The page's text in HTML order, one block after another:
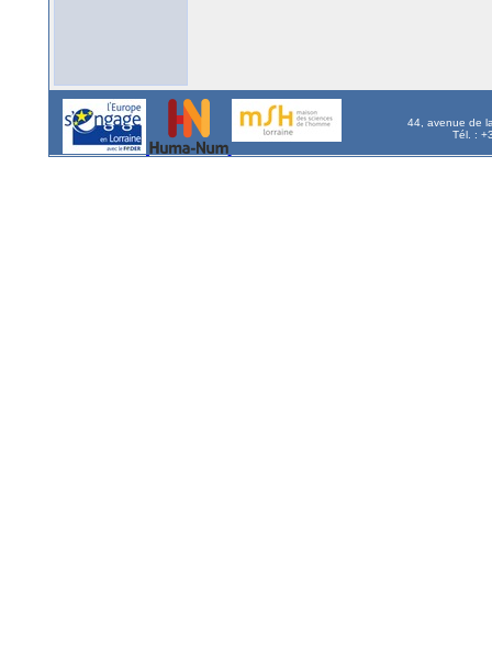
44, avenue de
Tél. :